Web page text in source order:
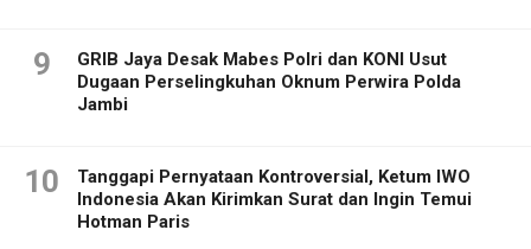
9
GRIB Jaya Desak Mabes Polri dan KONI Usut
Dugaan Perselingkuhan Oknum Perwira Polda
Jambi
10
Tanggapi Pernyataan Kontroversial, Ketum IWO
Indonesia Akan Kirimkan Surat dan Ingin Temui
Hotman Paris